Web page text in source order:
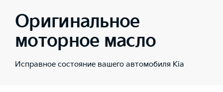
Оригинальное
моторное масло
Исправное состояние вашего автомобиля Kia